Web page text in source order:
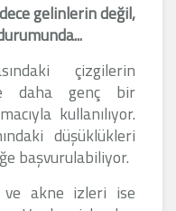
gelinlerin değil,
çizgilerin
daha genç bir
kullanılıyor.
düşüklükleri
başvurulabiliyor.
ve akne izleri ise